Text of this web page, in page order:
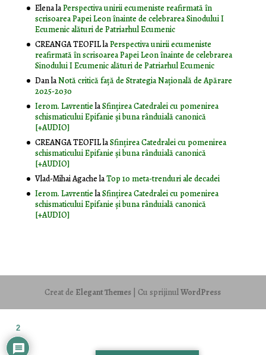
ElenalaPerspectiva unirii ecumeniste reafirmată în
scrisoarea Papei Leon înainte de celebrarea Sinodului I
Ecumenic alături de Patriarhul Ecumenic
CREANGA TEOFILlaPerspectiva unirii ecumeniste
reafirmată în scrisoarea Papei Leon înainte de celebrarea
Sinodului I Ecumenic alături de Patriarhul Ecumenic
DanlaNotă critică faţă de Strategia Naţională de Apărare
2025-2030
Ierom. LavrentielaSfințirea Catedralei cu pomenirea
schismaticului Epifanie și buna rânduială canonică
[+AUDIO]
CREANGA TEOFILlaSfințirea Catedralei cu pomenirea
schismaticului Epifanie și buna rânduială canonică
[+AUDIO]
Vlad-Mihai AgachelaTop 10 meta-trenduri ale decadei
Ierom. LavrentielaSfințirea Catedralei cu pomenirea
schismaticului Epifanie și buna rânduială canonică
[+AUDIO]
Creat de Elegant Themes | Cu sprijinulWordPress
2